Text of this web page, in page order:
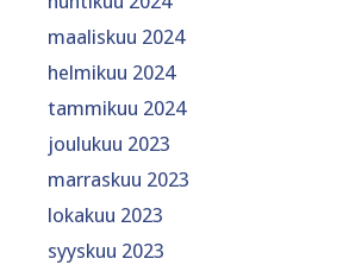
maaliskuu 2024
helmikuu 2024
tammikuu 2024
joulukuu 2023
marraskuu 2023
lokakuu 2023
syyskuu 2023